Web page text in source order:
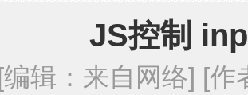
JS控制
[编辑：来自网络] [作